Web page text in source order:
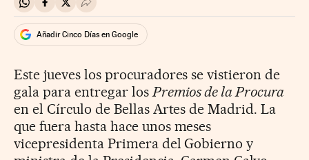
Compartir en Whatsapp
Compartir en Facebook
Compartir en Twitter
Desplegar Redes Sociales
Añadir Cinco Días en Google
Este jueves los procuradores se vistieron de
gala para entregar losPremios de la Procura
en el Círculo de Bellas Artes de Madrid. La
que fuera hasta hace unos meses
vicepresidenta Primera del Gobierno y